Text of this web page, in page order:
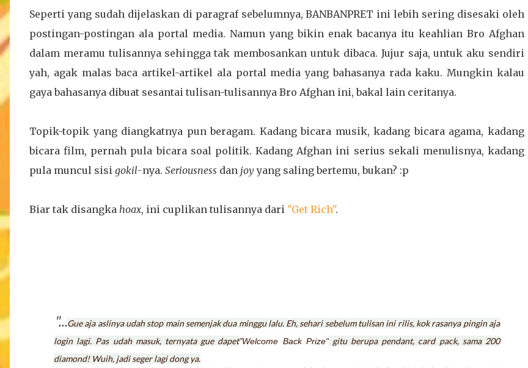
Seperti yang sudah dijelaskan di paragraf sebelumnya, BANBANPRET ini lebih sering disesaki oleh
postingan-postingan ala portal media. Namun yang bikin enak bacanya itu keahlian Bro Afghan
dalam meramu tulisannya sehingga tak membosankan untuk dibaca. Jujur saja, untuk aku sendiri
yah, agak malas baca artikel-artikel ala portal media yang bahasanya rada kaku. Mungkin kalau
gaya bahasanya dibuat sesantai tulisan-tulisannya Bro Afghan ini, bakal lain ceritanya.
Topik-topik yang diangkatnya pun beragam. Kadang bicara musik, kadang bicara agama, kadang
bicara film, pernah pula bicara soal politik. Kadang Afghan ini serius sekali menulisnya, kadang
pula muncul sisi gokil-nya. Seriousness dan joyyang saling bertemu, bukan? :p
Biar tak disangka hoax, ini cuplikan tulisannya dari "Get Rich".
"...Gue aja aslinya udah stop main semenjak dua minggu lalu. Eh, sehari sebelum tulisan ini rilis, kok rasanya pingin aja
login lagi. Pas udah masuk, ternyata gue dapet"Welcome Back Prize" gitu berupa pendant, card pack, sama 200
diamond! Wuih, jadi seger lagi dong ya.